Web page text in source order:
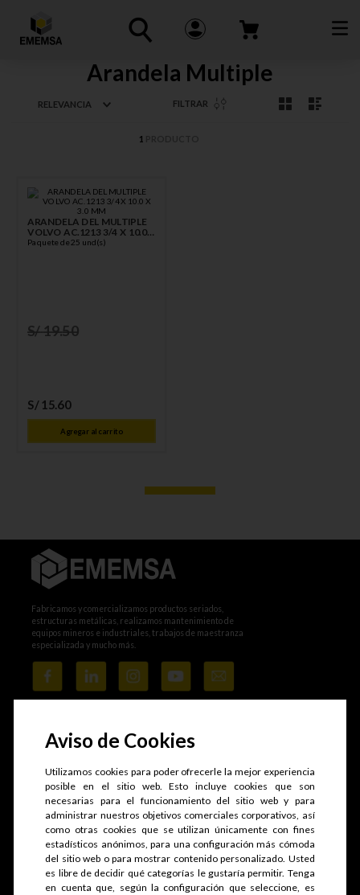
Arandela Multiple
RELEVANCIA FILTRAR
1
ARANDELA DEL MULTIPLE
VOLVO AC.1213 3/4 X 10.0
X 3.0 MM
Paquete de 25 und(s)
S/ 19.50
S/ 15.60
Agregar al carrito
Fabricamos y comercializamos productos seriados,
estructuras metálicas, realizamos mantenimiento de
equipos mineros e industriales, trabajos de maestranza
especializada y mucho más.
ventas@ememsa.pe
Aviso de Cookies
Utilizamos cookies para poder ofrecerle la mejor experiencia
posible en el sitio web. Esto incluye cookies que son
necesarias para el funcionamiento del sitio web y para
administrar nuestros objetivos comerciales corporativos, así
como otras cookies que se utilizan únicamente con fines
estadísticos anónimos, para una configuración más cómoda
del sitio web o para mostrar contenido personalizado. Usted
es libre de decidir qué categorías le gustaría permitir. Tenga
en cuenta que, según la configuración que seleccione, es